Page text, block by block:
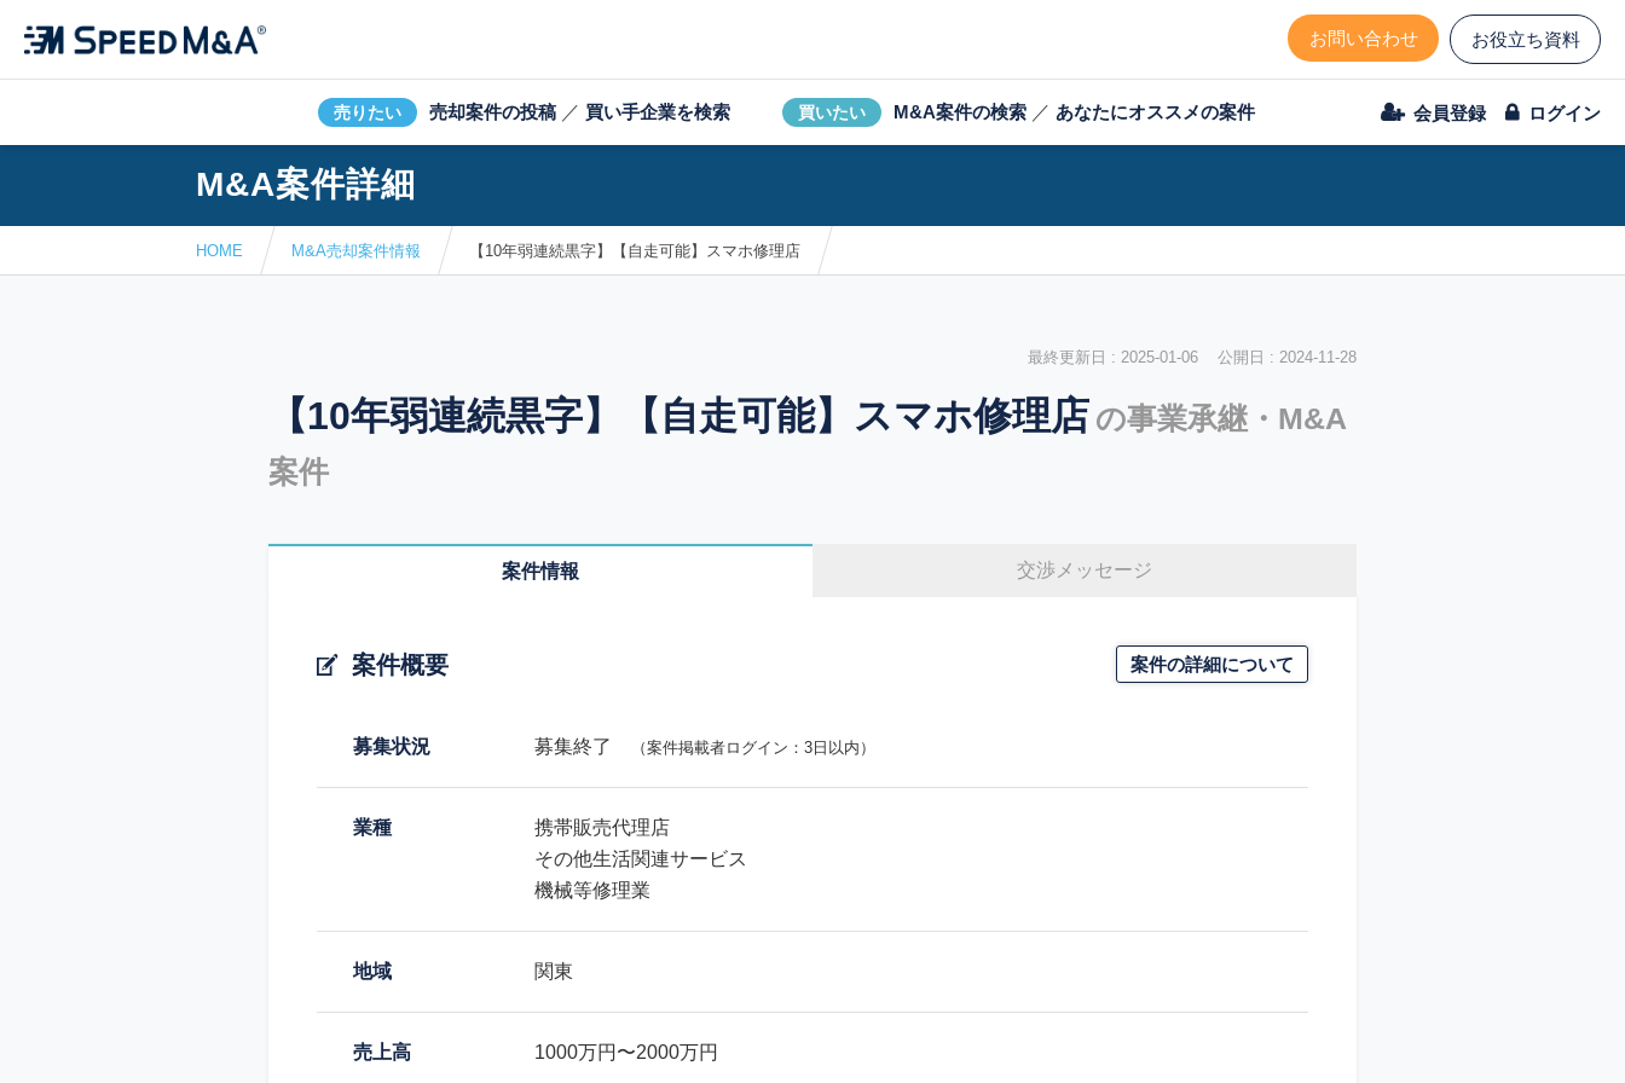
お問い合わせ お役立ち資料
売りたい 売却案件の投稿 ／ 買い手企業を検索 買いたい M&A案件の検索 ／ あなたにオススメの案件 会員登録 ログイン
M&A案件詳細
HOME M&A売却案件情報 【10年弱連続黒字】【自走可能】スマホ修理店
最終更新日 : 2025-01-06 公開日 : 2024-11-28
【10年弱連続黒字】【自走可能】スマホ修理店 の事業承継・M&A
案件
案件情報 交渉メッセージ
案件概要 案件の詳細について
募集状況 募集終了 （案件掲載者ログイン：3日以内）
業種
携帯販売代理店
その他生活関連サービス
機械等修理業
地域 関東
売上高 1000万円〜2000万円